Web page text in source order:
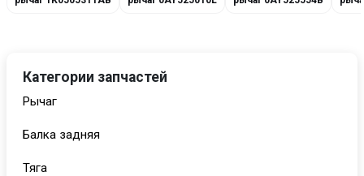
Категории запчастей
Рычаг
Балка задняя
Тяга